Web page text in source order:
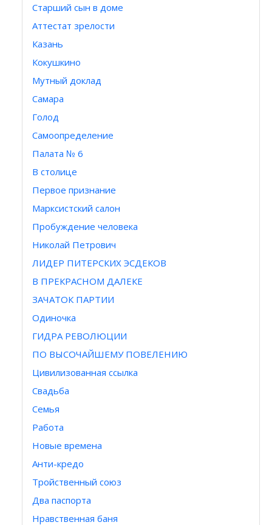
Старший сын в доме
Аттестат зрелости
Казань
Кокушкино
Мутный доклад
Самара
Голод
Самоопределение
Палата № 6
В столице
Первое признание
Марксистский салон
Пробуждение человека
Николай Петрович
ЛИДЕР ПИТЕРСКИХ ЭСДЕКОВ
В ПРЕКРАСНОМ ДАЛЕКЕ
ЗАЧАТОК ПАРТИИ
Одиночка
ГИДРА РЕВОЛЮЦИИ
ПО ВЫСОЧАЙШЕМУ ПОВЕЛЕНИЮ
Цивилизованная ссылка
Свадьба
Семья
Работа
Новые времена
Анти-кредо
Тройственный союз
Два паспорта
Нравственная баня